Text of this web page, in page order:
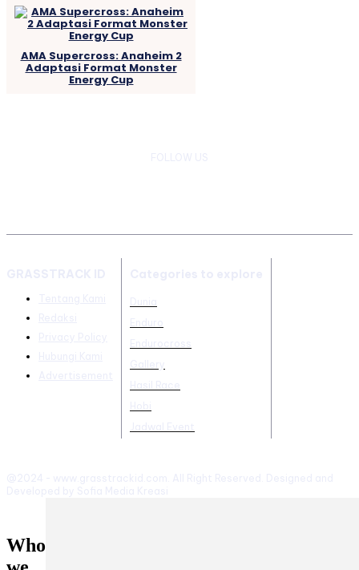
AMA Supercross: Anaheim 2
Adaptasi Format Monster
Energy Cup
Who